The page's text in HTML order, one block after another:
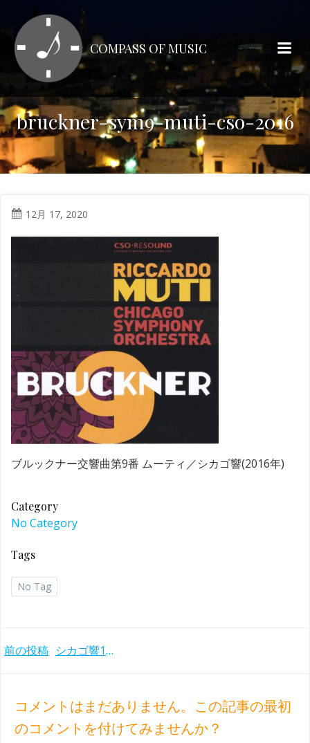
テ
ン
ツ
ス
キ
ッ
プ
COMPASS OF MUSIC
bruckner-sym9-muti-cso-2016
12月 17, 2020
ブルックナー交響曲第9番 ムーティ／シカゴ響(2016年)
Category
No Category
Tags
No Tag
Post
前の投稿 シカゴ響125周年 音楽監督ムーティとのしっとりとしたブルックナー交響曲第9番ライヴ録音(2016年)
コメントはまだありません。この記事の最初
のコメントを付けてみませんか？